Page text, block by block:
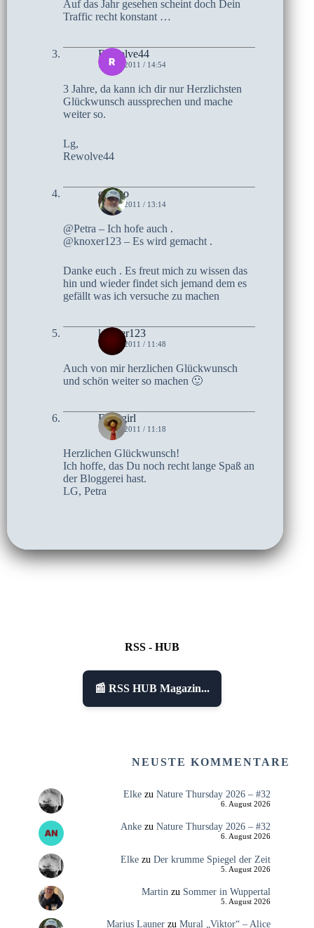
Auf das Jahr gesehen scheint doch Dein
Traffic recht konstant …
Rewolve44
1. MAI 2011 / 14:54
3 Jahre, da kann ich dir nur Herzlichsten
Glückwunsch aussprechen und mache
weiter so.
Lg,
Rewolve44
czoczo
1. MAI 2011 / 13:14
@Petra – Ich hofe auch .
@knoxer123 – Es wird gemacht .
Danke euch . Es freut mich zu wissen das
hin und wieder findet sich jemand dem es
gefällt was ich versuche zu machen
knoxer123
1. MAI 2011 / 11:48
Auch von mir herzlichen Glückwunsch
und schön weiter so machen 🙂
Follygirl
1. MAI 2011 / 11:18
Herzlichen Glückwunsch!
Ich hoffe, das Du noch recht lange Spaß an
der Bloggerei hast.
LG, Petra
RSS - HUB
📰 RSS HUB Magazin...
NEUSTE KOMMENTARE
Elkezu Nature Thursday 2026 – #32
6. August 2026
Ankezu Nature Thursday 2026 – #32
6. August 2026
Elkezu Der krumme Spiegel der Zeit
5. August 2026
Martin zu Sommer in Wuppertal
5. August 2026
Marius Launerzu Mural „Viktor“ – Alice